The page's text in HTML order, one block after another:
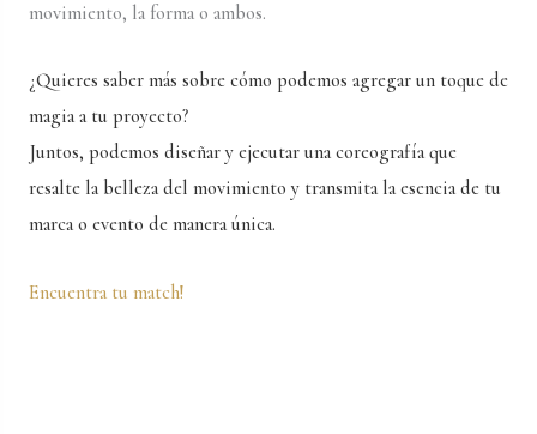
movimiento, la forma o ambos.
¿Quieres saber más sobre cómo podemos agregar un toque de
magia a tu proyecto?
Juntos, podemos diseñar y ejecutar una coreografía que
resalte la belleza del movimiento y transmita la esencia de tu
marca o evento de manera única.
Encuentra tu match!